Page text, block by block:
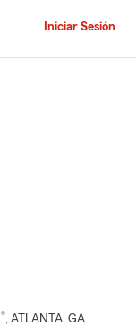
Iniciar Sesión
®, ATLANTA, GA